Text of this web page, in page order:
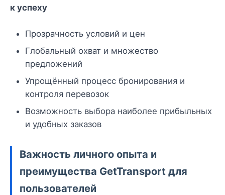
к успеху
Прозрачность условий и цен
Глобальный охват и множество
предложений
Упрощённый процесс бронирования и
контроля перевозок
Возможность выбора наиболее прибыльных
и удобных заказов
Важность личного опыта и
преимущества GetTransport для
пользователей